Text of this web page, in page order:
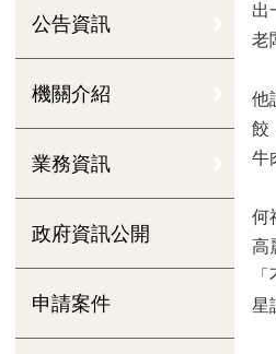
公告資訊
機關介紹
業務資訊
政府資訊公開
申請案件
出
老
他
餃
牛
何
高
星